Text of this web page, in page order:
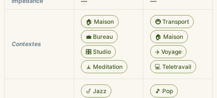
Contextes
🏠 Maison
💼 Bureau
🎛️ Studio
🧘 Meditation
🚇 Transport
🏠 Maison
✈️ Voyage
💻 Teletravail
🎷 Jazz 🎵 Pop